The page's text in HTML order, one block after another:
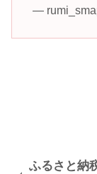
—
ふるさと納